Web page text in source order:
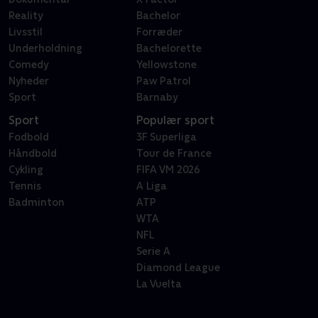
Reality
Livsstil
Underholdning
Comedy
Nyheder
Sport
Bachelor
Forræder
Bachelorette
Yellowstone
Paw Patrol
Barnaby
Sport
Fodbold
Håndbold
Cykling
Tennis
Badminton
Populær sport
3F Superliga
Tour de France
FIFA VM 2026
A Liga
ATP
WTA
NFL
Serie A
Diamond League
La Vuelta